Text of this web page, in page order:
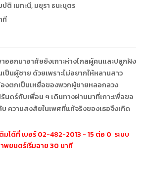
ติ เมทะนี, มยุรา ธนะบุตร
ที
ออกมาอาศัยยังเกาะห่างไกลผู้คนและปลูกฝัง
เป็นผู้ชาย ด้วยเพราะไม่อยากให้หลานสาว
งตกเป็นเหยื่อของพวกผู้ชายหลอกลวง
นดร์กับเพื่อน ๆ เดินทางผ่านมาที่เกาะเพื่อขอ
ความสงสัยในเพศที่แท้จริงของเธอจึงเกิด
ได้ที่ เบอร์ 02-482-2013 - 15 ต่อ 0 ระบบ
ยนตร์เริ่มฉาย 30 นาที